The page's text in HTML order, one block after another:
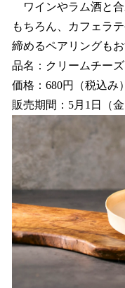
ワインやラム酒と合
もちろん、カフェラ
締めるペアリングもお
品名：クリームチー
価格：680円（税込み）
販売期間：5月1日（